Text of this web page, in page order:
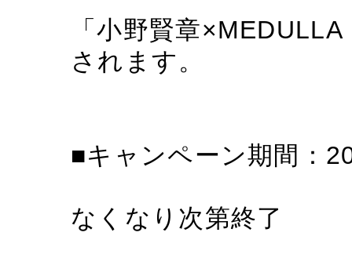
「小野賢章
されます。
■キャンペーン期間：
なくなり次第終了